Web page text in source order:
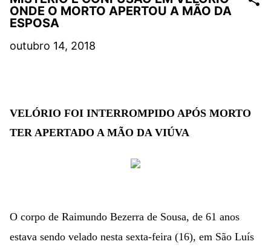
ONDE O MORTO APERTOU A MÃO DA
ESPOSA
outubro 14, 2018
VELÓRIO FOI INTERROMPIDO APÓS MORTO
TER APERTADO A MÃO DA VIÚVA
O corpo de Raimundo Bezerra de Sousa, de 61 anos
estava sendo velado nesta sexta-feira (16), em São Luís